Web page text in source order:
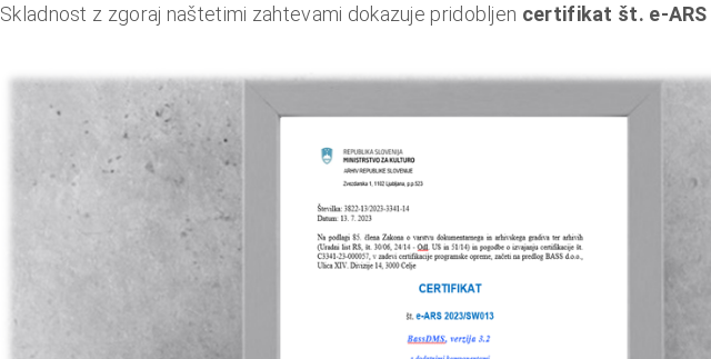
Skladnost z zgoraj naštetimi zahtevami dokazuje pridobljen certifikat št. e-ARS